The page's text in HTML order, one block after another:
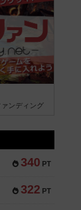
ンディング
340 PT
322 PT